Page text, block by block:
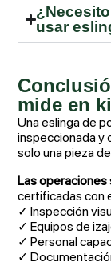
usar
mide en
Una eslinga de
inspeccionada y
solo una pieza
Las operaciones
certificadas con
✓ Inspección
✓ Equipos de
✓ Personal
✓